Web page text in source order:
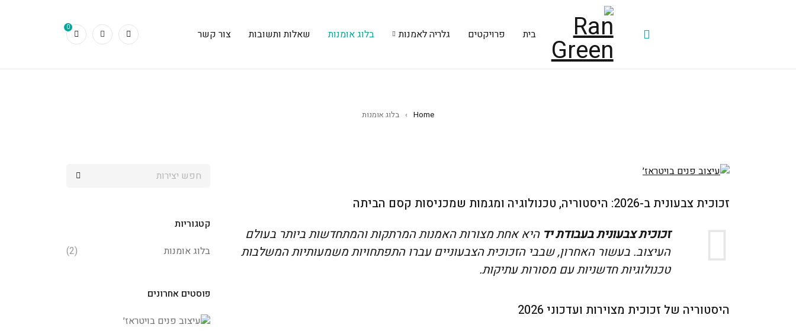
בית פרויקטים גלריה לאמנות בלוג אומנות שאלות ותשובות צור קשר 0
Home
› בלוג אומנות
קטגוריות
בלוג אומנות
(2)
פוסטים אחרונים
זכוכית צבעונית ב-2026: היסטוריה, טכנולוגיה ומגמות שמכניסות קסם הביתה
זכוכית צבעונית בעבודת יד היא אחת מצורות האמנות המרתקות והמתחדשות ביותר בעולם
העיצוב. בעשור האחרון, שבבי הזכוכית הצבעוניים עברו התפתחויות משמעותיות המשלבות
טכנולוגיות חדשניות עם מסורות עתיקות.
היסטוריה של זכוכית מצוירות ועדכוני 2026